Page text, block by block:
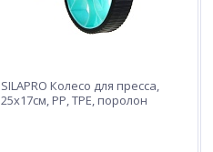
SILAPRO Колесо для пресса,
25х17см, PP, TPE, поролон